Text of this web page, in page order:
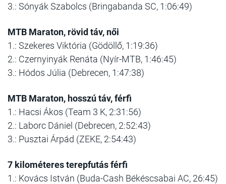
3.: Sónyák Szabolcs (Bringabanda SC, 1:06:49)
MTB Maraton, rövid táv, női
1.: Szekeres Viktória (Gödöllő, 1:19:36)
2.: Czernyinyák Renáta (Nyír-MTB, 1:46:45)
3.: Hódos Júlia (Debrecen, 1:47:38)
MTB Maraton, hosszú táv, férfi
1.: Hacsi Ákos (Team 3 K, 2:31:56)
2.: Laborc Dániel (Debrecen, 2:52:43)
3.: Pusztai Árpád (ZEKE, 2:54:43)
7 kilométeres terepfutás férfi
1.: Kovács István (Buda-Cash Békéscsabai AC, 26:45)